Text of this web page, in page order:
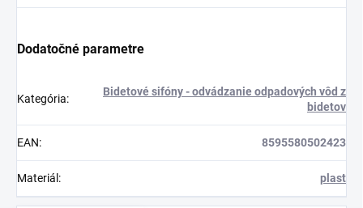
Dodatočné parametre
Kategória:
Bidetové sifóny - odvádzanie odpadových vôd z
bidetov
EAN: 8595580502423
Materiál : plast